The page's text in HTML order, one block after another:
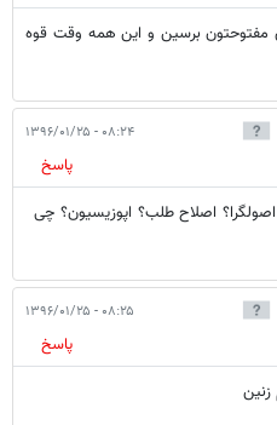
مفتوحتون برسین و این همه وقت قوه
۰۸:۲۴ - ۱۳۹۶/۰۱/۲۵
پاسخ
اصلاح طلب؟ اپوزیسیون؟ چی
۰۸:۲۵ - ۱۳۹۶/۰۱/۲۵
پاسخ
زنین